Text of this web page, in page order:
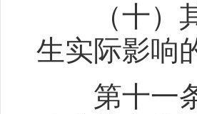
（十）其
生实际影响
第十一条